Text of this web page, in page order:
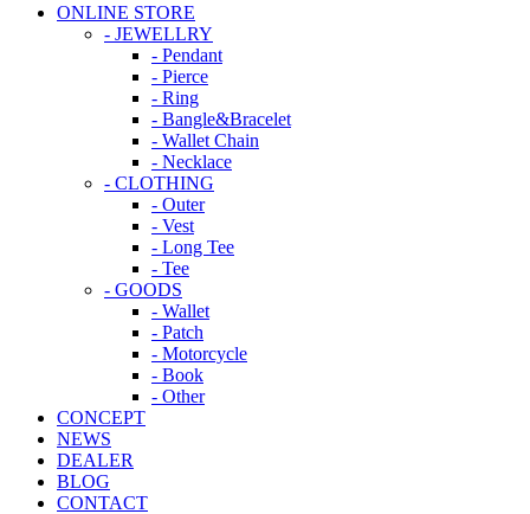
ONLINE STORE
- JEWELLRY
- Pendant
- Pierce
- Ring
- Bangle&Bracelet
- Wallet Chain
- Necklace
- CLOTHING
- Outer
- Vest
- Long Tee
- Tee
- GOODS
- Wallet
- Patch
- Motorcycle
- Book
- Other
CONCEPT
NEWS
DEALER
BLOG
CONTACT